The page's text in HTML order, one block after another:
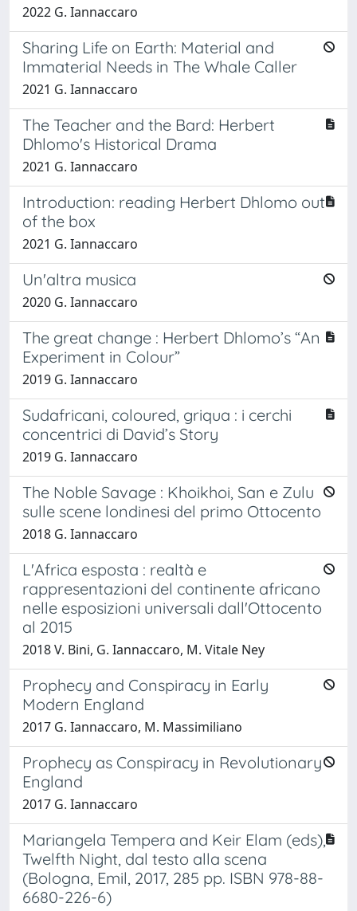
2022 G. Iannaccaro
Sharing Life on Earth: Material and
Immaterial Needs in The Whale Caller
2021 G. Iannaccaro
The Teacher and the Bard: Herbert
Dhlomo's Historical Drama
2021 G. Iannaccaro
Introduction: reading Herbert Dhlomo out
of the box
2021 G. Iannaccaro
Un'altra musica
2020 G. Iannaccaro
The great change : Herbert Dhlomo’s “An
Experiment in Colour”
2019 G. Iannaccaro
Sudafricani, coloured, griqua : i cerchi
concentrici di David’s Story
2019 G. Iannaccaro
The Noble Savage : Khoikhoi, San e Zulu
sulle scene londinesi del primo Ottocento
2018 G. Iannaccaro
L'Africa esposta : realtà e
rappresentazioni del continente africano
nelle esposizioni universali dall'Ottocento
al 2015
2018 V. Bini, G. Iannaccaro, M. Vitale Ney
Prophecy and Conspiracy in Early
Modern England
2017 G. Iannaccaro, M. Massimiliano
Prophecy as Conspiracy in Revolutionary
England
2017 G. Iannaccaro
Mariangela Tempera and Keir Elam (eds),
Twelfth Night, dal testo alla scena
(Bologna, Emil, 2017, 285 pp. ISBN 978-88-
6680-226-6)